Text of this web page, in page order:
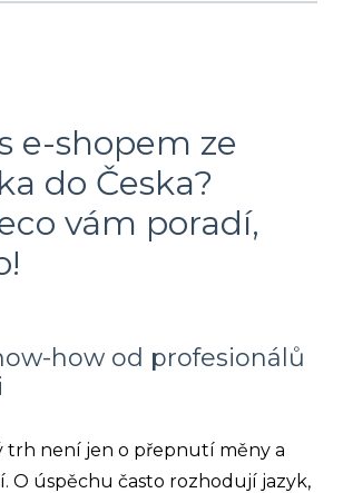
e-shopem ze
do Česka?
vám poradí,
how od profesionálů
trh není jen o přepnutí měny a
O úspěchu často rozhodují jazyk,